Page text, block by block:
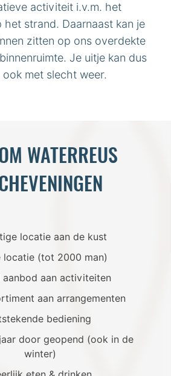
activiteit i.v.m. het
strand. Daarnaast kan je
zitten op ons overdekte
Je uitje kan dus
met slecht weer.
WATERREUS
locatie aan de kust
locatie (tot 2000 man)
aanbod aan activiteiten
aan arrangementen
bediening
door geopend (ook in de
winter)